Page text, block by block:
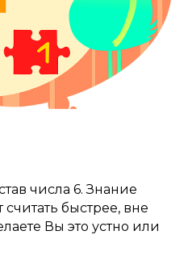
числа 6. Знание
считать быстрее, вне
Вы это устно или